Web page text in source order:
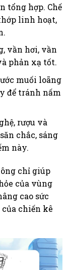
tổng hợp. Chế
linh hoạt,
vần hơi, vần
phản xạ tốt.
muối loãng
để tránh nấm
rượu và
chắc, sáng
này.
chỉ giúp
của vùng
cao sức
chiến kê